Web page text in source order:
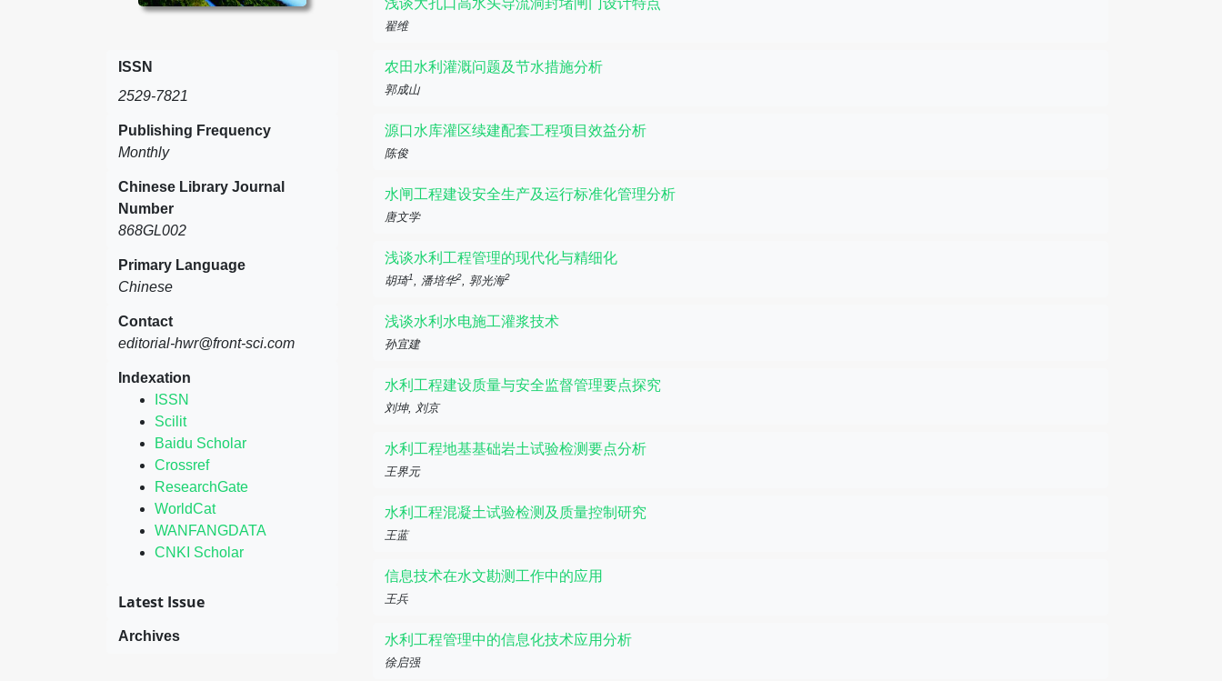
ISSN
2529-7821
Publishing Frequency
Monthly
Chinese Library Journal
Number
868GL002
Primary Language
Chinese
Contact
editorial-hwr@front-sci.com
Indexation
ISSN
Scilit
Baidu Scholar
Crossref
ResearchGate
WorldCat
WANFANGDATA
CNKI Scholar
Latest Issue
Archives
浅谈大孔口高水头导流洞封堵闸门设计特点
翟维
农田水利灌溉问题及节水措施分析
郭成山
源口水库灌区续建配套工程项目效益分析
陈俊
水闸工程建设安全生产及运行标准化管理分析
唐文学
浅谈水利工程管理的现代化与精细化
胡琦1, 潘培华2, 郭光海2
浅谈水利水电施工灌浆技术
孙宜建
水利工程建设质量与安全监督管理要点探究
刘坤, 刘京
水利工程地基基础岩土试验检测要点分析
王界元
水利工程混凝土试验检测及质量控制研究
王蓝
信息技术在水文勘测工作中的应用
王兵
水利工程管理中的信息化技术应用分析
徐启强